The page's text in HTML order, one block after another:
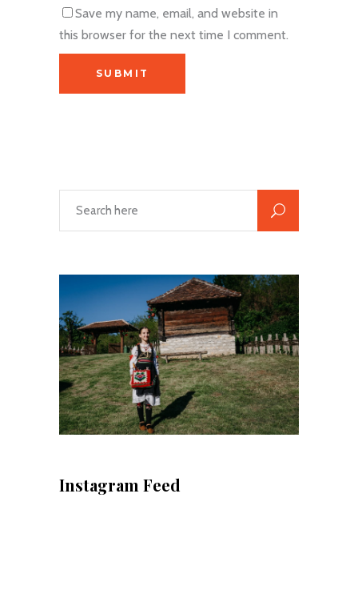
Save my name, email, and website in
this browser for the next time I comment.
Instagram Feed